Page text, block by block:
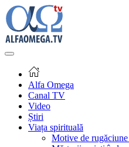
Alfa Omega
Canal TV
Video
Știri
Viața spirituală
Motive de